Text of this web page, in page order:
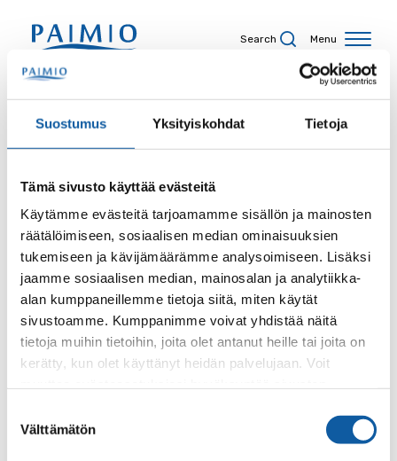
Suostumus Yksityiskohdat Tietoja
Tämä sivusto käyttää evästeitä
Käytämme evästeitä tarjoamamme sisällön ja mainosten
räätälöimiseen, sosiaalisen median ominaisuuksien
tukemiseen ja kävijämäärämme analysoimiseen. Lisäksi
jaamme sosiaalisen median, mainosalan ja analytiikka-
alan kumppaneillemme tietoja siitä, miten käytät
sivustoamme. Kumppanimme voivat yhdistää näitä
tietoja muihin tietoihin, joita olet antanut heille tai joita on
kerätty, kun olet käyttänyt heidän palvelujaan. Voit
valinta
Välttämätön
Search Menu
Search results
Search term
Site
Content type